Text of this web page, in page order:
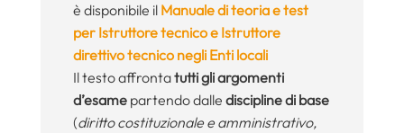
è disponibile il Manuale di teoria e test
per Istruttore tecnico e Istruttore
direttivo tecnico negli Enti locali
Il testo affrontatutti gli argomenti
d’esamepartendo dalle discipline di base
(diritto costituzionale e amministrativo,